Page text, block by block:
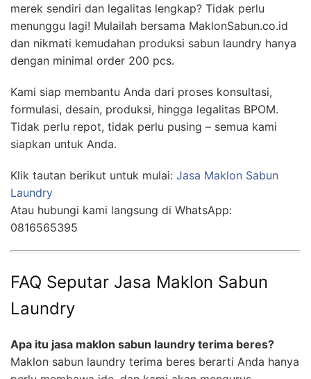
merek sendiri dan legalitas lengkap? Tidak perlu
menunggu lagi! Mulailah bersama MaklonSabun.co.id
dan nikmati kemudahan produksi sabun laundry hanya
dengan minimal order 200 pcs.
Kami siap membantu Anda dari proses konsultasi,
formulasi, desain, produksi, hingga legalitas BPOM.
Tidak perlu repot, tidak perlu pusing – semua kami
siapkan untuk Anda.
Klik tautan berikut untuk mulai: Jasa Maklon Sabun
Laundry
Atau hubungi kami langsung di WhatsApp:
0816565395
FAQ Seputar Jasa Maklon Sabun
Laundry
Apa itu jasa maklon sabun laundry terima beres?
Maklon sabun laundry terima beres berarti Anda hanya